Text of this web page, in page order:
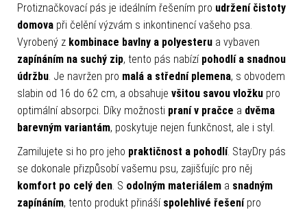
Protiznačkovací pás je ideálním řešením pro udržení čistoty
domova při čelění výzvám s inkontinencí vašeho psa.
Vyrobený z kombinace bavlny a polyesteru a vybaven
zapínáním na suchý zip, tento pás nabízí pohodlí a snadnou
údržbu . Je navržen pro malá a střední plemena, s obvodem
slabin od 16 do 62 cm, a obsahuje všitou savou vložku pro
optimální absorpci. Díky možnosti praní v pračce a dvěma
barevným variantám, poskytuje nejen funkčnost, ale i styl.
Zamilujete si ho pro jeho praktičnost a pohodlí. StayDry pás
se dokonale přizpůsobí vašemu psu, zajišťujíc pro něj
komfort po celý den . S odolným materiálem a snadným
zapínáním, tento produkt přináší spolehlivé řešenípro